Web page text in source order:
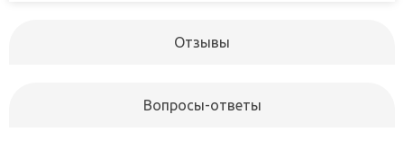
Отзывы
Вопросы-ответы